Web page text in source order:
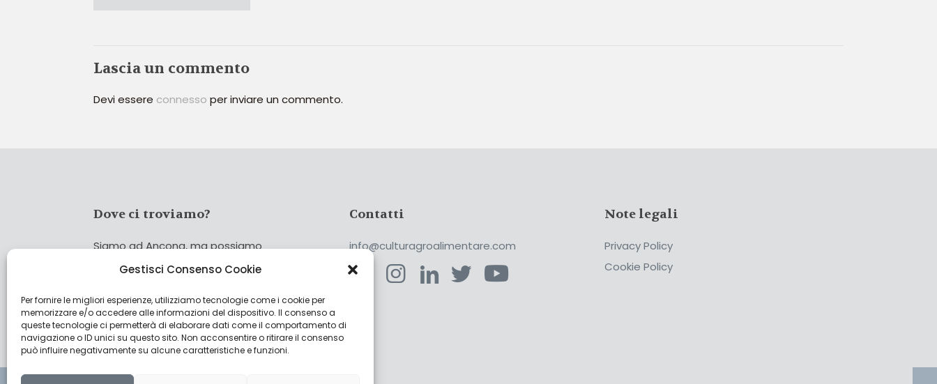
Gestisci Consenso Cookie
Per fornire le migliori esperienze, utilizziamo tecnologie come i cookie per
memorizzare e/o accedere alle informazioni del dispositivo. Il consenso a
queste tecnologie ci permetterà di elaborare dati come il comportamento di
navigazione o ID unici su questo sito. Non acconsentire o ritirare il consenso
può influire negativamente su alcune caratteristiche e funzioni.
Lascia un commento
Devi essere connesso per inviare un commento.
Dove ci troviamo?
Siamo ad Ancona, ma possiamo
coprire tutta Italia!
Cerca
Cerca
Contatti
info@culturagroalimentare.com
Note legali
Privacy Policy
Cookie Policy